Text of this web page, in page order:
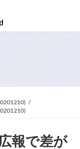
報で差が